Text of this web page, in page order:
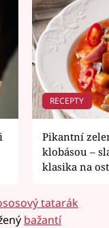
RECEPTY
Pikantní
klobásou –
klasika na
tatarák
bažantí